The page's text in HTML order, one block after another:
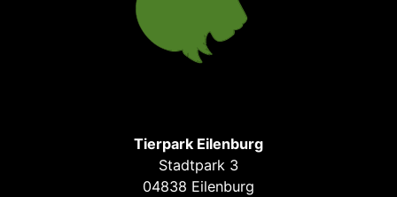
Tierpark Eilenburg
Stadtpark 3
04838 Eilenburg